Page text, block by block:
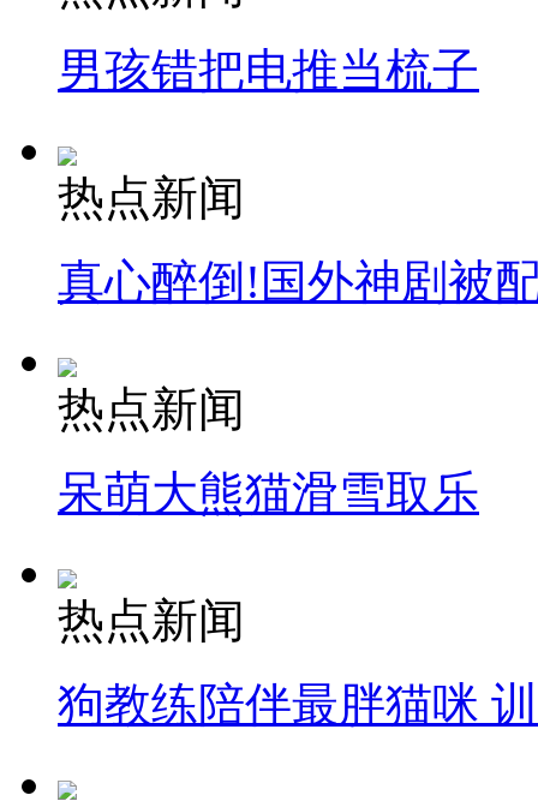
男孩错把电推当梳子
热点新闻
真心醉倒!国外神剧被
热点新闻
呆萌大熊猫滑雪取乐
热点新闻
狗教练陪伴最胖猫咪